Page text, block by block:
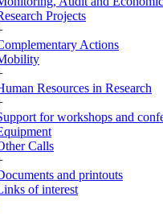
Projects
Actions
Resources in Research
for workshops and
Calls
and printouts
of interest